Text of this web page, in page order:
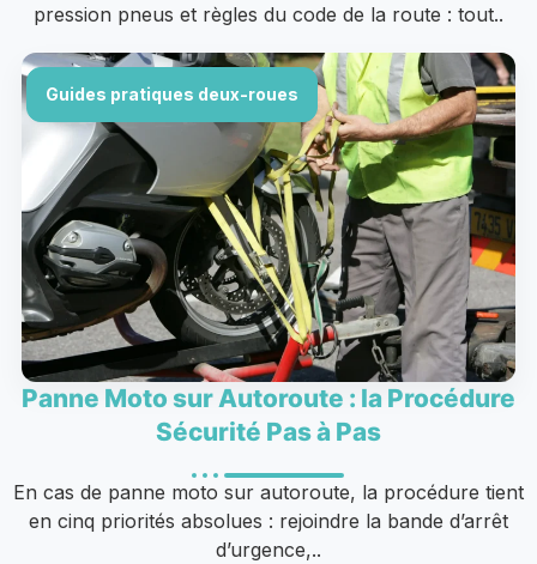
pression pneus et règles du code de la route : tout..
Guides pratiques deux-roues
Panne Moto sur Autoroute : la Procédure
Sécurité Pas à Pas
En cas de panne moto sur autoroute, la procédure tient
en cinq priorités absolues : rejoindre la bande d’arrêt
d’urgence,..